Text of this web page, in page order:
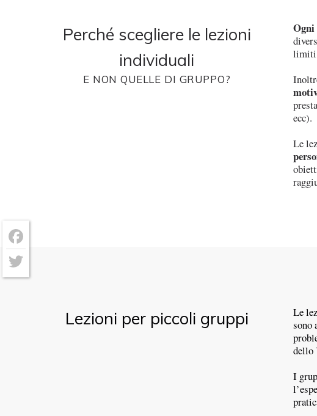
Perché scegliere le lezioni
individuali
E NON QUELLE DI GRUPPO?
Ogni
ecc).
Le
Lezioni per piccoli gruppi Le
sono
dello
I
Facebook
Twitter